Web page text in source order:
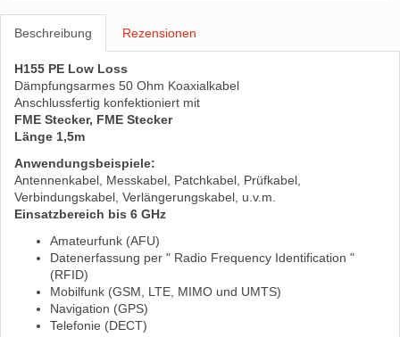
Beschreibung Rezensionen
H155 PE Low Loss
Dämpfungsarmes 50 Ohm Koaxialkabel
Anschlussfertig konfektioniert mit
FME Stecker, FME Stecker
Länge 1,5m
Anwendungsbeispiele:
Antennenkabel, Messkabel, Patchkabel, Prüfkabel,
Verbindungskabel, Verlängerungskabel, u.v.m.
Einsatzbereich bis 6 GHz
Amateurfunk (AFU)
Datenerfassung per " Radio Frequency Identification "
(RFID)
Mobilfunk (GSM, LTE, MIMO und UMTS)
Navigation (GPS)
Telefonie (DECT)